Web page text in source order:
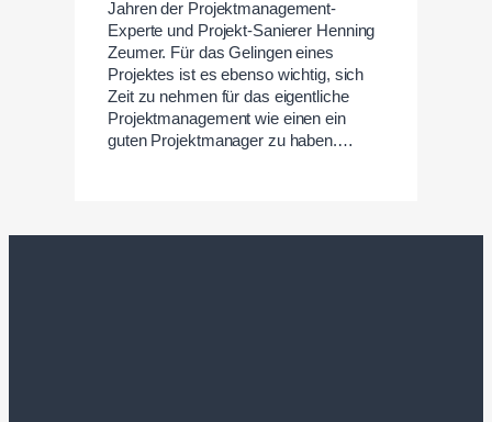
Jahren der Projektmanagement-
Experte und Projekt-Sanierer Henning
Zeumer. Für das Gelingen eines
Projektes ist es ebenso wichtig, sich
Zeit zu nehmen für das eigentliche
Projektmanagement wie einen ein
guten Projektmanager zu haben.…